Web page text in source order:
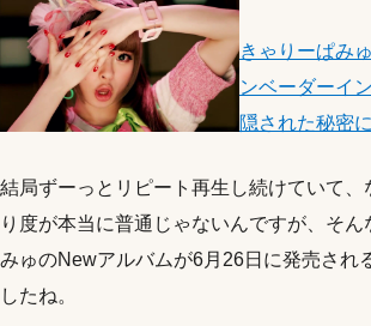
きゃりーぱみ
ンベーダーイ
隠された秘密
結局ずーっとリピート再生し続けていて、
り度が本当に普通じゃないんですが、そ
みゅのNewアルバムが6月26日に発売され
したね。